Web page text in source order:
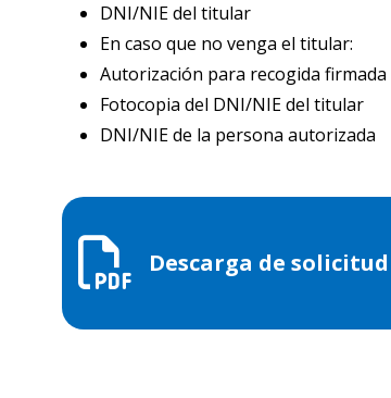
DNI/NIE del titular
En caso que no venga el titular:
Autorización para recogida
Fotocopia del DNI/NIE del titular
DNI/NIE de la persona autorizada
Descarga de